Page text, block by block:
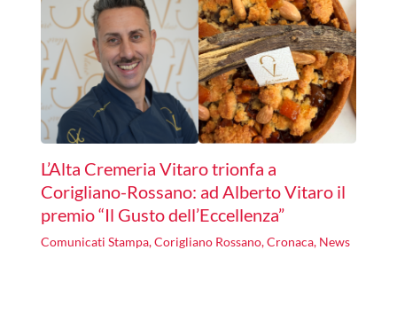
L’Alta Cremeria Vitaro trionfa a
Corigliano-Rossano: ad Alberto Vitaro il
premio “Il Gusto dell’Eccellenza”
Comunicati Stampa,Corigliano Rossano,Cronaca, News